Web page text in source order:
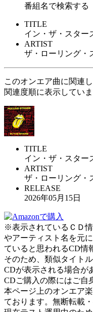
番組名で検索する
TITLE
イン・ザ・スター
ARTIST
ザ・ローリング・
このオンエア曲に関連
関連度順に表示していま
TITLE
イン・ザ・スター
ARTIST
ザ・ローリング・
RELEASE
2026年05月15日
※表示されているＣＤ
やアーティスト名を元
ていると思われるCD情
そのため、類似タイト
CDが表示される場合が
CDご購入の際にはご自
本ページ上のオンエア
ております。無断転載